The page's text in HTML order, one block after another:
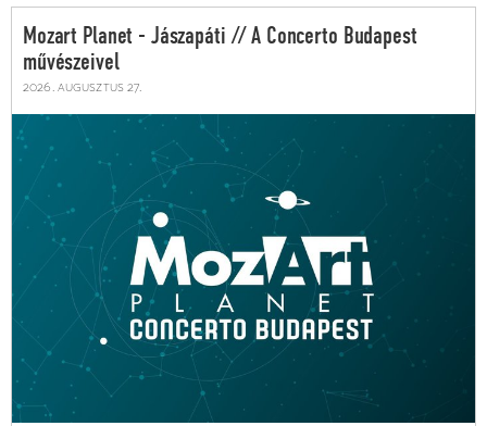
Mozart Planet - Jászapáti // A Concerto Budapest
művészeivel
2026. augusztus 27.